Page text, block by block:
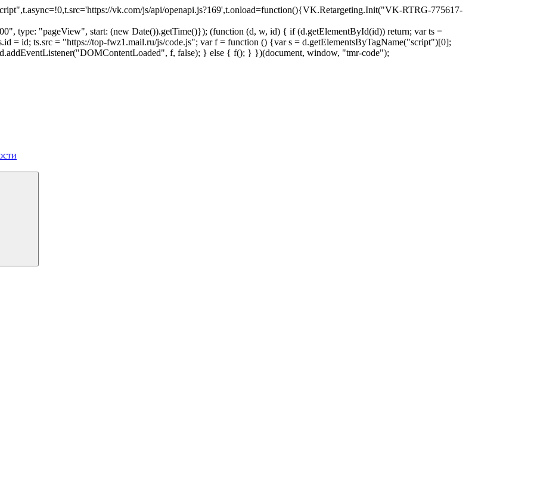
vk.com/js/api/openapi.js?169',t.onload=function(){VK.Retargeting.Init("VK-RTRG-775617-
type: "pageView", start: (new Date()).getTime()}); (function (d, w, id) { if (d.getElementById(id)) return; var ts =
= id; ts.src = "https://top-fwz1.mail.ru/js/code.js"; var f = function () {var s = d.getElementsByTagName("script")[0];
f, false); } else { f(); } })(document, window, "tmr-code");